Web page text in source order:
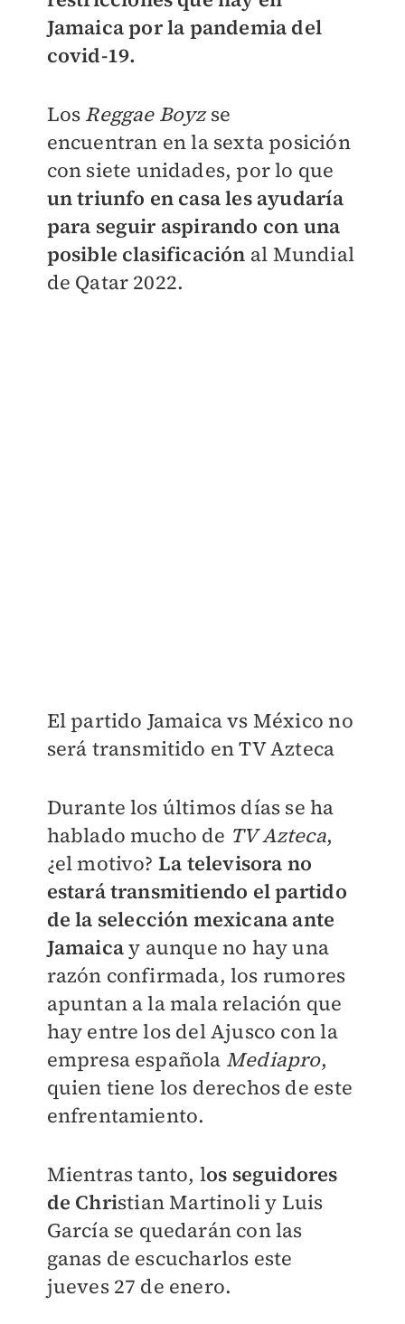
Jamaicapor la pandemia del
covid-19.
Los Reggae Boyzse
encuentran en la sexta posición
con siete unidades, por lo que
un triunfo en casa les ayudaría
para seguir aspirando con una
posible clasificación al Mundial
de Qatar 2022.
El partido Jamaica vs México no
será transmitido en TV Azteca
Durante los últimos días se ha
hablado mucho de TV Azteca,
¿el motivo? La televisora no
estará transmitiendo el partido
de la selección mexicana ante
Jamaicay aunque no hay una
razón confirmada, los rumores
apuntan a la mala relación que
hay entre los del Ajusco con la
empresa española Mediapro,
quien tiene los derechos de este
enfrentamiento.
Mientras tanto, los seguidores
de Christian Martinoli y Luis
García se quedarán con las
ganas de escucharlos este
jueves 27 de enero.